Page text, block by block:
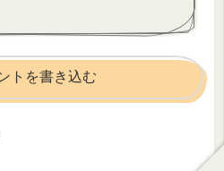
トを書き込む